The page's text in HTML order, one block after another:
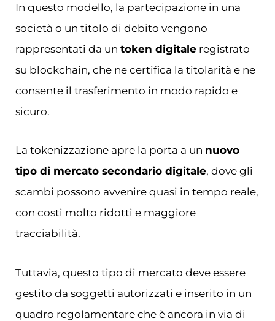
In questo modello, la partecipazione in una
società o un titolo di debito vengono
rappresentati da un token digitale registrato
su blockchain, che ne certifica la titolarità e ne
consente il trasferimento in modo rapido e
sicuro.
La tokenizzazione apre la porta a un nuovo
tipo di mercato secondario digitale, dove gli
scambi possono avvenire quasi in tempo reale,
con costi molto ridotti e maggiore
tracciabilità.
Tuttavia, questo tipo di mercato deve essere
gestito da soggetti autorizzati e inserito in un
quadro regolamentare che è ancora in via di